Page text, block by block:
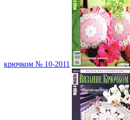
крючком № 10-2011